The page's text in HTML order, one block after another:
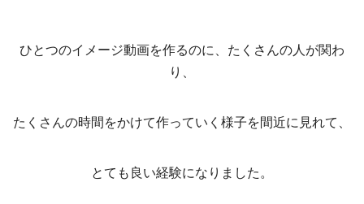
ひとつのイメージ動画を作るのに、たくさんの人が関わ
り、
たくさんの時間をかけて作っていく様子を間近に見れて、
とても良い経験になりました。